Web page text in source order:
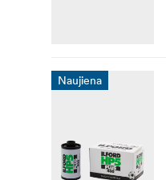
Naujiena